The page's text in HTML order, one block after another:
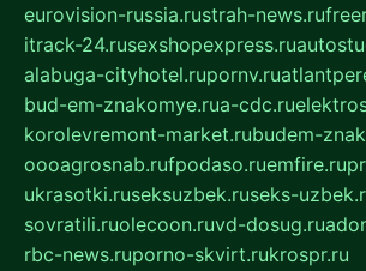
eurovision-russia.rustrah-news.ru
itrack-24.rusexshopexpress.ru
alabuga-cityhotel.rupornv.ru
bud-em-znakomye.rua-cdc.ru
korolevremont-market.rubudem-
oooagrosnab.rufpodaso.ruemfire.ru
ukrasotki.ruseksuzbek.ruseks-
sovratili.ruolecoon.ruvd-dosug.ru
rbc-news.ruporno-skvirt.rukrospr.ru